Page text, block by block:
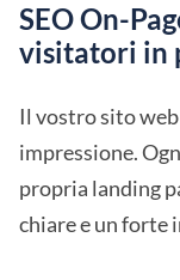
SEO On-
visitatori in
Il vostro sito
impressione.
propria landing
chiare e un forte